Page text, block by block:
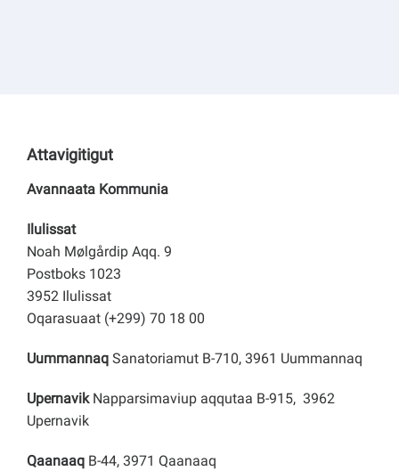
Attavigitigut
Avannaata Kommunia
Ilulissat
Noah Mølgårdip Aqq. 9
Postboks 1023
3952 Ilulissat
Oqarasuaat (+299) 70 18 00
Uummannaq Sanatoriamut B-710, 3961 Uummannaq
Upernavik Napparsimaviup aqqutaa B-915, 3962
Upernavik
Qaanaaq B-44, 3971 Qaanaaq